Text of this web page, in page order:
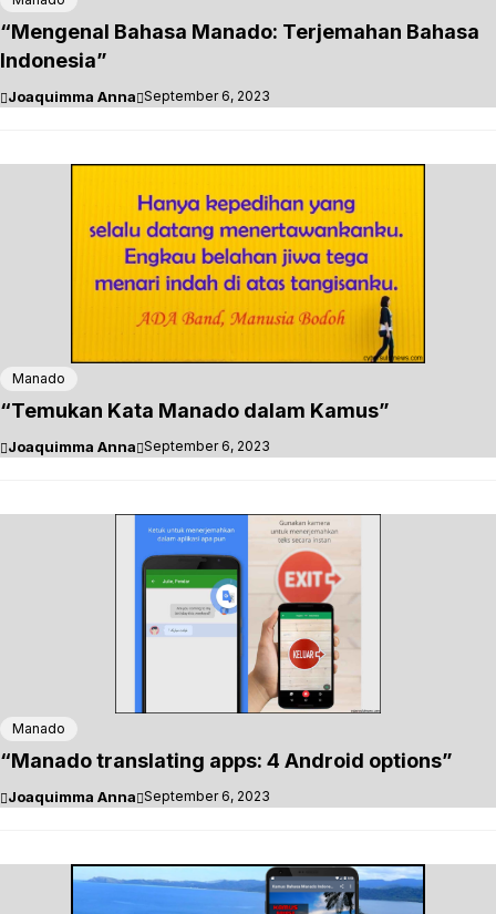
“Mengenal Bahasa Manado: Terjemahan Bahasa
Indonesia”
Joaquimma Anna September 6, 2023
Manado
“Temukan Kata Manado dalam Kamus”
Joaquimma Anna September 6, 2023
Manado
“Manado translating apps: 4 Android options”
Joaquimma Anna September 6, 2023